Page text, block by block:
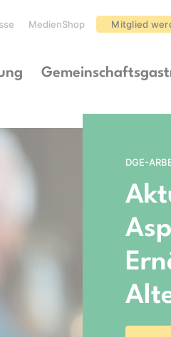
MedienShop Mitglied
DGE-